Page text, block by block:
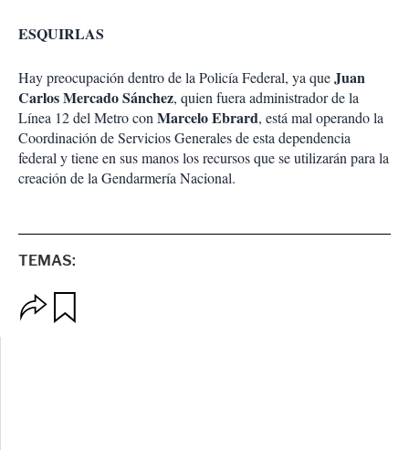
ESQUIRLAS
Hay preocupación dentro de la Policía Federal, ya queJuan
Carlos Mercado Sánchez, quien fuera administrador de la
Línea 12 del Metro con MarceloEbrard, está mal operando la
Coordinación de Servicios Generales de esta dependencia
federal y tiene en sus manos los recursos que se utilizarán para la
creación de la Gendarmería Nacional.
TEMAS:
p